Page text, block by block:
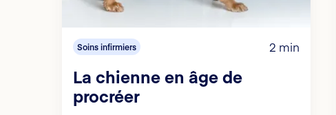
Soins infirmiers 2 min
La chienne en âge de
procréer